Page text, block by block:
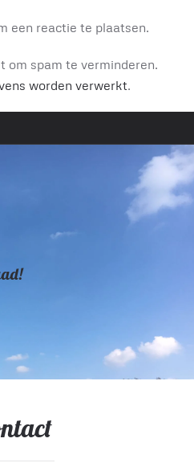
een reactie te plaatsen.
om spam te verminderen.
worden verwerkt.